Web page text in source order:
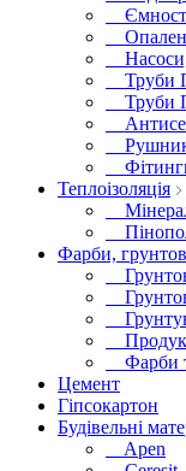
Насоси,
Труби
Труби
Фітинги
Теплоізоляція
Фарби,
Фарби
Цемент
Гіпсокартон
Будівельні
Apen